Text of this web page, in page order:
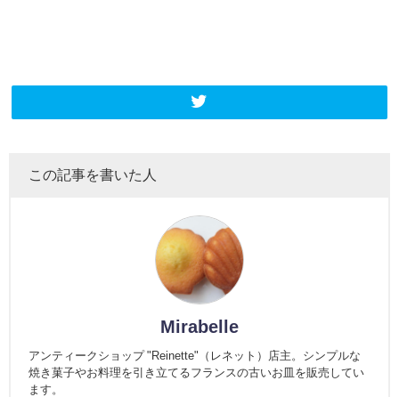
この記事を書いた人
Mirabelle
アンティークショップ "Reinette"（レネット）店主。シンプルな
焼き菓子やお料理を引き立てるフランスの古いお皿を販売してい
ます。